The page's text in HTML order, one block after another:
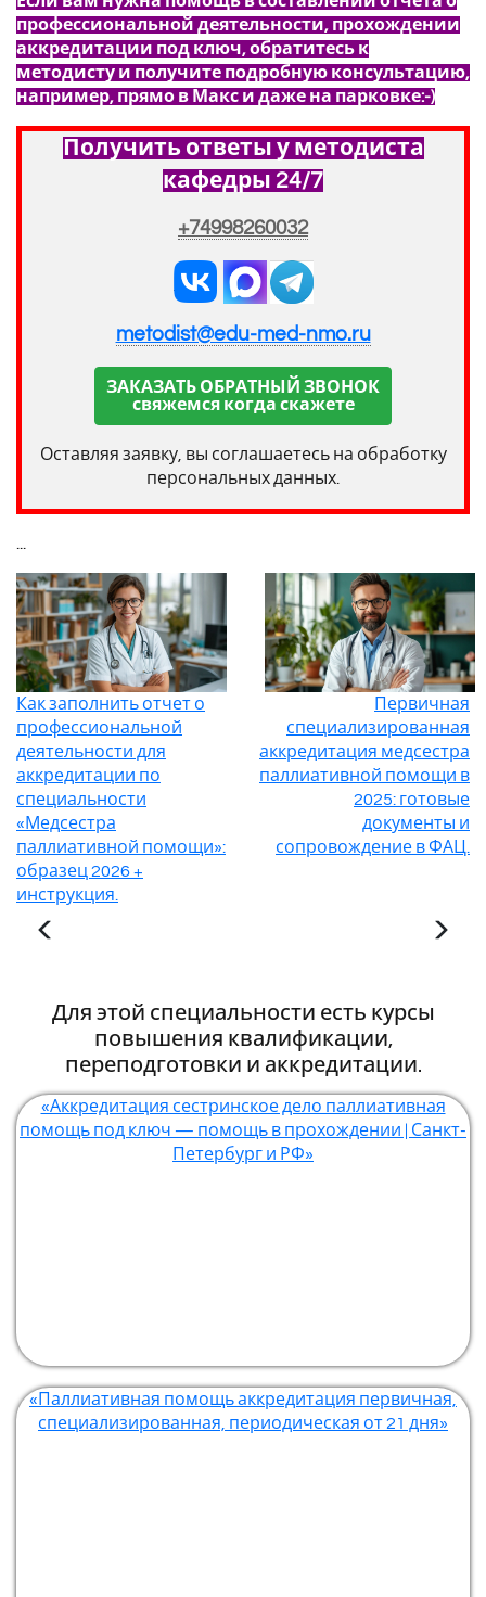
профессиональной деятельности, прохождении
аккредитации под ключ, обратитесь к
методисту и получите подробную консультацию,
например, прямо в Макс и даже на парковке:-)
Получить ответы у методиста
кафедры 24/7
+74998260032
metodist@edu-med-nmo.ru
ЗАКАЗАТЬ ОБРАТНЫЙ ЗВОНОК
свяжемся когда скажете
Оставляя заявку, вы соглашаетесь на обработку
персональных данных.
Как заполнить отчет о
профессиональной
деятельности для
аккредитации по
специальности
«Медсестра
паллиативной помощи»:
образец 2026 +
инструкция.
Первичная
специализированная
аккредитация медсестра
паллиативной помощи в
2025: готовые
документы и
сопровождение в ФАЦ.
Для этой специальности есть курсы
повышения квалификации,
переподготовки и аккредитации.
«Аккредитация сестринское дело паллиативная
помощь под ключ — помощь в прохождении | Санкт-
Петербург и РФ»
«Паллиативная помощь аккредитация первичная,
специализированная, периодическая от 21 дня»